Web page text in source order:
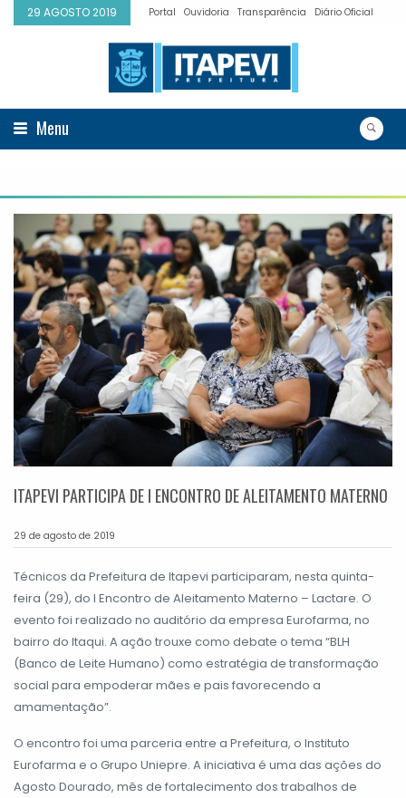
29 AGOSTO 2019 Portal Ouvidoria Transparência Diário Oficial
Menu
ITAPEVI PARTICIPA DE I ENCONTRO DE ALEITAMENTO MATERNO
29 de agosto de 2019
Técnicos da Prefeitura de Itapevi participaram, nesta quinta-
feira (29), do I Encontro de Aleitamento Materno – Lactare. O
evento foi realizado no auditório da empresa Eurofarma, no
bairro do Itaqui. A ação trouxe como debate o tema “BLH
(Banco de Leite Humano) como estratégia de transformação
social para empoderar mães e pais favorecendo a
amamentação”.
O encontro foi uma parceria entre a Prefeitura, o Instituto
Eurofarma e o Grupo Uniepre. A iniciativa é uma das ações do
Agosto Dourado, mês de fortalecimento dos trabalhos de